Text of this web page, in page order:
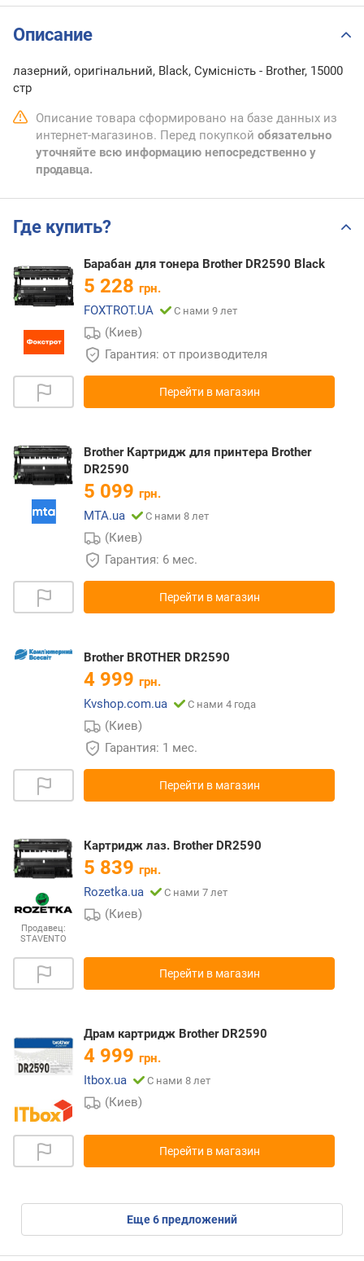
Описание
лазерний, оригінальний, Black, Сумісність - Brother, 15000
стр
Описание товара сформировано на базе данных из
интернет-магазинов. Перед покупкой обязательно
уточняйте всю информацию непосредственно у
продавца.
Где купить?
Барабан для тонера Brother DR2590 Black
5 228 грн.
FOXTROT.UA
С нами 9 лет
(Киев)
Гарантия: от производителя
Перейти в магазин
Brother Картридж для принтера Brother
DR2590
5 099 грн.
MTA.ua
С нами 8 лет
(Киев)
Гарантия: 6 мес.
Перейти в магазин
Brother BROTHER DR2590
4 999 грн.
Kvshop.com.ua
С нами 4 года
(Киев)
Гарантия: 1 мес.
Перейти в магазин
Продавец:
STAVENTO
Картридж лаз. Brother DR2590
5 839 грн.
Rozetka.ua
С нами 7 лет
(Киев)
Перейти в магазин
Драм картридж Brother DR2590
4 999 грн.
Itbox.ua
С нами 8 лет
(Киев)
Перейти в магазин
eще6предложений